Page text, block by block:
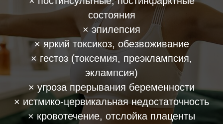
состояния
× эпилепсия
× яркий токсикоз, обезвоживание
× гестоз (токсемия, преэклампсия,
эклампсия)
× угроза прерывания беременности
× истмико-цервикальная недостаточность
× кровотечение, отслойка плаценты